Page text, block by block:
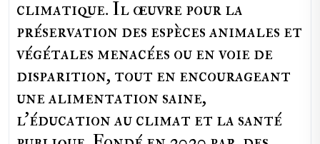
climatique. Il œuvre pour la
préservation des espèces animales et
végétales menacées ou en voie de
disparition, tout en encourageant
une alimentation saine,
l'éducation au climat et la santé